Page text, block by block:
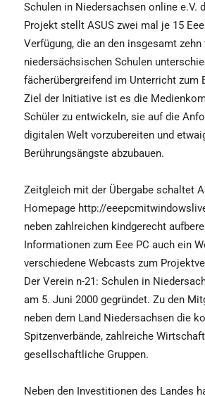
Schulen in Niedersachsen online e.V.
Projekt stellt ASUS zwei mal je 15
Verfügung, die an den insgesamt
niedersächsischen Schulen
fächerübergreifend im Unterricht zum
Ziel der Initiative ist es die
Schüler zu entwickeln, sie auf die
digitalen Welt vorzubereiten und
Berührungsängste abzubauen.
Zeitgleich mit der Übergabe schaltet
Homepage http://
neben zahlreichen kindgerecht
Informationen zum Eee PC auch ein
verschiedene Webcasts zum
Der Verein n-21: Schulen in
am 5. Juni 2000 gegründet. Zu den
neben dem Land Niedersachsen die
Spitzenverbände, zahlreiche
gesellschaftliche Gruppen.
Neben den Investitionen des Landes